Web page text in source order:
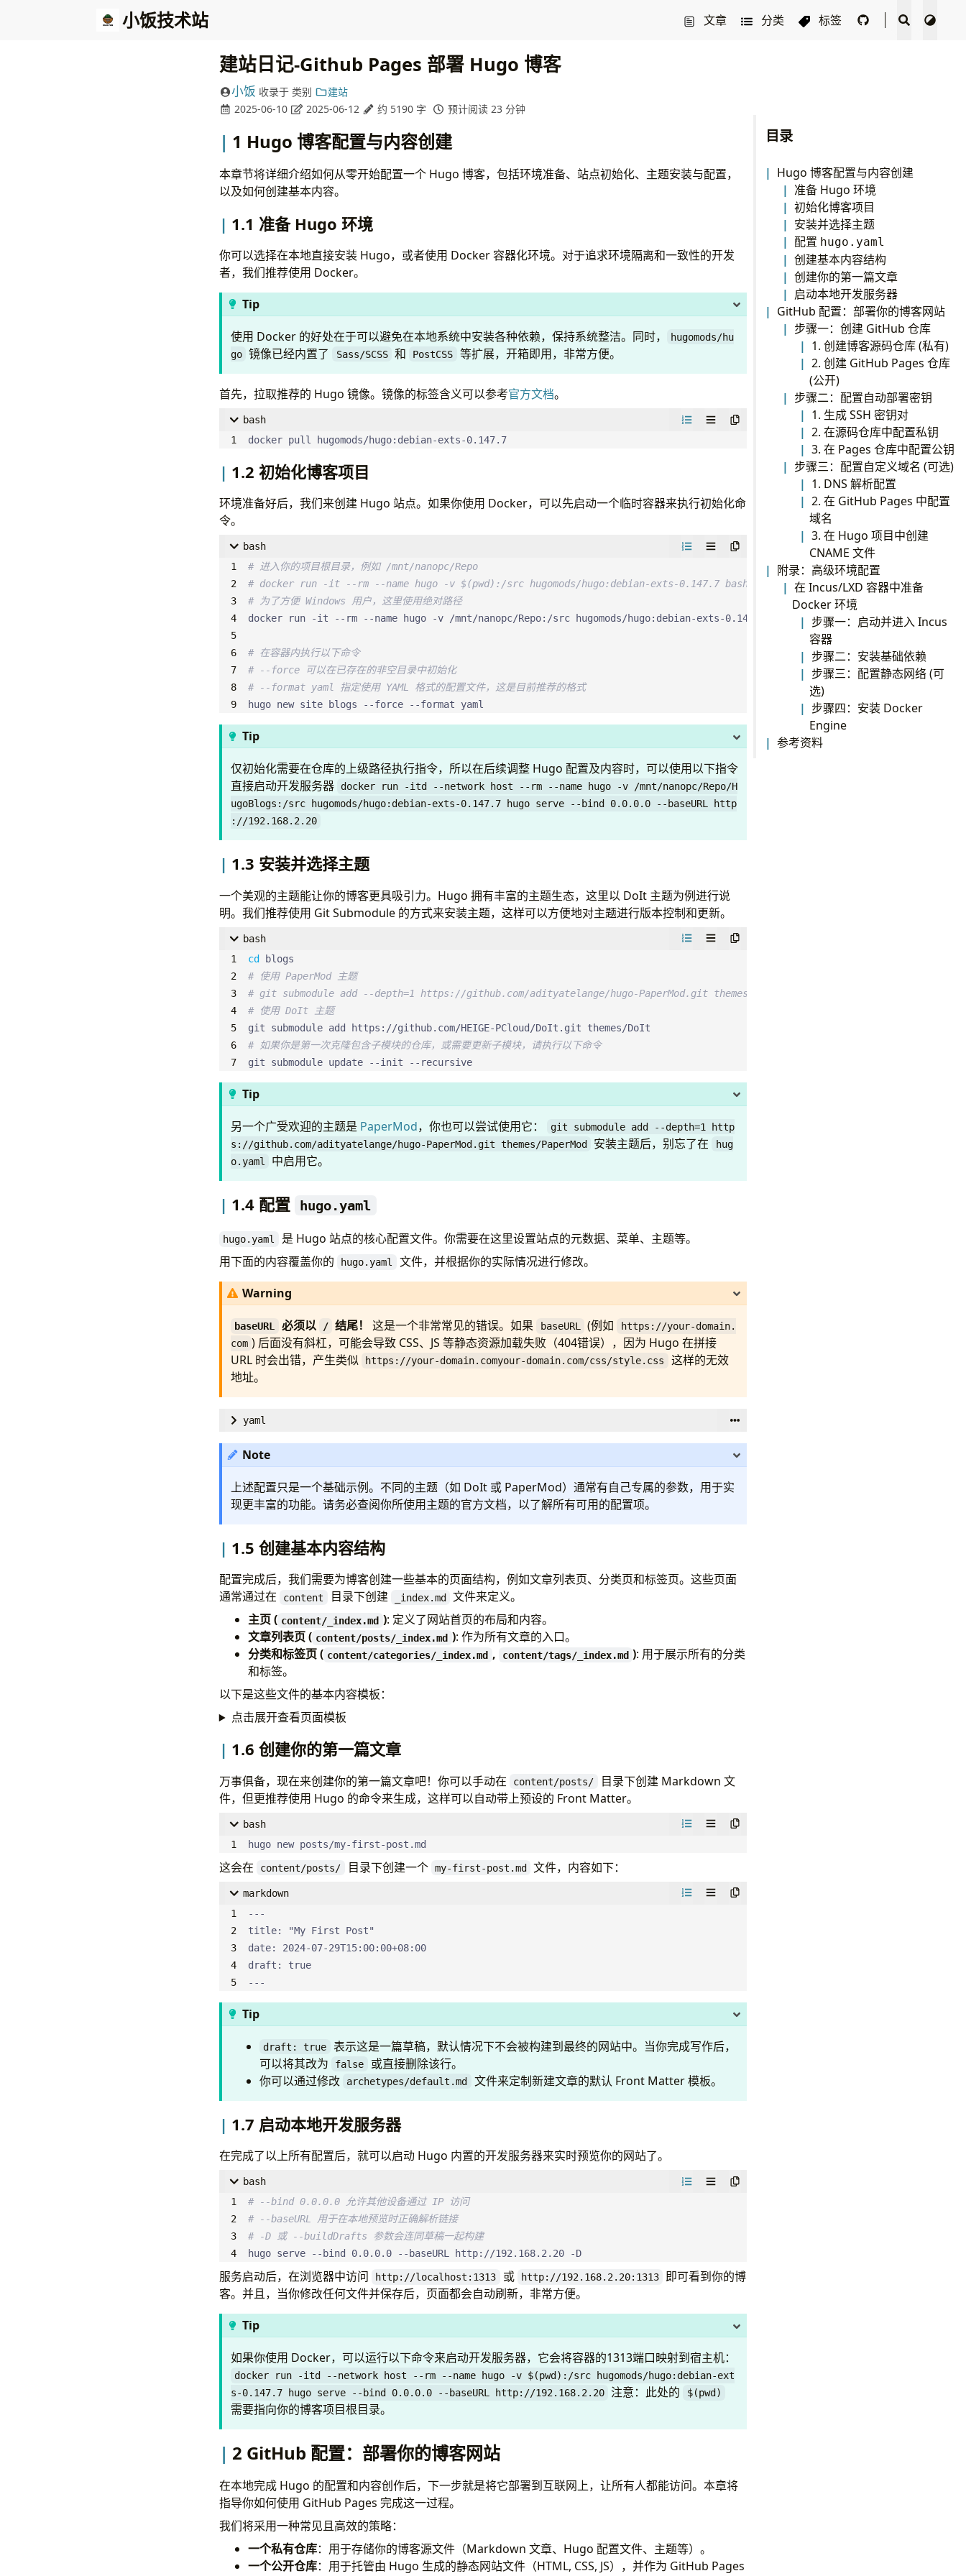
小饭技术站 文章 分类 标签
目录
Hugo 博客配置与内容创建
准备 Hugo 环境
初始化博客项目
安装并选择主题
配置 hugo.yaml
创建基本内容结构
创建你的第一篇文章
启动本地开发服务器
GitHub 配置：部署你的博客网站
步骤一：创建 GitHub 仓库
1. 创建博客源码仓库 (私有)
2. 创建 GitHub Pages 仓库
(公开)
步骤二：配置自动部署密钥
1. 生成 SSH 密钥对
2. 在源码仓库中配置私钥
3. 在 Pages 仓库中配置公钥
步骤三：配置自定义域名 (可选)
1. DNS 解析配置
2. 在 GitHub Pages 中配置
域名
3. 在 Hugo 项目中创建
CNAME 文件
附录：高级环境配置
在 Incus/LXD 容器中准备
Docker 环境
步骤一：启动并进入 Incus
容器
步骤二：安装基础依赖
步骤三：配置静态网络 (可
选)
步骤四：安装 Docker
Engine
参考资料
建站日记-Github Pages 部署 Hugo 博客
小饭 收录于 类别
建站
2025-06-10
2025-06-12 约 5190 字 预计阅读 23 分钟
1 Hugo 博客配置与内容创建
本章节将详细介绍如何从零开始配置一个 Hugo 博客，包括环境准备、站点初始化、主题安装与配置，
以及如何创建基本内容。
1.1 准备 Hugo 环境
你可以选择在本地直接安装 Hugo，或者使用 Docker 容器化环境。对于追求环境隔离和一致性的开发
者，我们推荐使用 Docker。
Tip
使用 Docker 的好处在于可以避免在本地系统中安装各种依赖，保持系统整洁。同时，
hugomods/hu
go 镜像已经内置了 Sass/SCSS 和 PostCSS 等扩展，开箱即用，非常方便。
首先，拉取推荐的 Hugo 镜像。镜像的标签含义可以参考官方文档。
bash
docker pull hugomods/hugo:debian-exts-0.147.7
1.2 初始化博客项目
环境准备好后，我们来创建 Hugo 站点。如果你使用 Docker，可以先启动一个临时容器来执行初始化命
令。
bash
# 进入你的项目根目录，例如 /mnt/nanopc/Repo
# docker run -it --rm --name hugo -v $(pwd):/src hugomods/hugo:debian-exts-0.147.7 bash
# 为了方便 Windows 用户，这里使用绝对路径
# 在容器内执行以下命令
# --force 可以在已存在的非空目录中初始化
# --format yaml 指定使用 YAML 格式的配置文件，这是目前推荐的格式
hugo new site blogs --force --format yaml
Tip
仅初始化需要在仓库的上级路径执行指令，所以在后续调整 Hugo 配置及内容时，可以使用以下指令
直接启动开发服务器
docker run -itd --network host --rm --name hugo -v /mnt/nanopc/Repo/H
ugoBlogs:/src hugomods/hugo:debian-exts-0.147.7 hugo serve --bind 0.0.0.0 --baseURL http
://192.168.2.20
1.3 安装并选择主题
一个美观的主题能让你的博客更具吸引力。Hugo 拥有丰富的主题生态，这里以 DoIt 主题为例进行说
明。我们推荐使用 Git Submodule 的方式来安装主题，这样可以方便地对主题进行版本控制和更新。
bash
cd
# 使用 PaperMod 主题
# git submodule add --depth=1 https://github.com/adityatelange/hugo-PaperMod.git themes/PaperMod
# 使用 DoIt 主题
# 如果你是第一次克隆包含子模块的仓库，或需要更新子模块，请执行以下命令
git submodule update --init --recursive
Tip
另一个广受欢迎的主题是 PaperMod，你也可以尝试使用它：
git submodule add --depth=1 http
s://github.com/adityatelange/hugo-PaperMod.git themes/PaperMod
安装主题后，别忘了在
hug
o.yaml
中启用它。
1.4 配置 hugo.yaml
hugo.yaml
是 Hugo 站点的核心配置文件。你需要在这里设置站点的元数据、菜单、主题等。
用下面的内容覆盖你的
hugo.yaml
文件，并根据你的实际情况进行修改。
Warning
baseURL 必须以 / 结尾！ 这是一个非常常见的错误。如果 baseURL (例如
https://your-domain.
com ) 后面没有斜杠，可能会导致 CSS、JS 等静态资源加载失败（404错误），因为 Hugo 在拼接
URL 时会出错，产生类似
https://your-domain.comyour-domain.com/css/style.css
这样的无效
地址。
yaml
baseURL
theme: DoIt # Theme name
languageCode
zh-CN # Primary language code
# Chinese language and other global settings
enableEmoji: true
# Enable emoji shortcodes
enableRobotsTXT: true
# Generate robots.txt file
# DoIt theme version
version: "0.4.X"
# DoIt theme version
# Public git repo url (only effective when enableGitInfo is true)
gitRepo
# Public git repository URL
fingerprint: ""
# Hash function for SRI ("sha256", "sha384", "sha512", "md5")
# Website images for Open Graph and Twitter Cards
# Enable PWA support
# License information
license: '<a rel="license external nofollow noopener noreferrer" href="https://creativecommons.org/licenses/by-nc/4.0/"
# Experimental bundle JS
# Content organization
taxonomies
- HTML # HTML output
- RSS # RSS feed
- JSON # JSON output for search
zh:
languageName
: "Chinese"
# Language display name
weight: 1
# Priority weight
main:
- identifier: posts
name: 文章
# Posts menu item
url : /posts
weight:
2
- identifier:
categories
name: 分类
# Categories menu item
weight: 4
- identifier: tags
name
标签 # Tags menu item
url: /tags
weight: 5
params:
name: "小饭"
# Author name
email : ""
# Author email
link: "https://www.65811786.xyz/"
avatar: ""
# Author avatar
gravatarEmail: "" # Gravatar email
Note
上述配置只是一个基础示例。不同的主题（如 DoIt 或 PaperMod）通常有自己专属的参数，用于实
现更丰富的功能。请务必查阅你所使用主题的官方文档，以了解所有可用的配置项。
1.5 创建基本内容结构
配置完成后，我们需要为博客创建一些基本的页面结构，例如文章列表页、分类页和标签页。这些页面
通常通过在
content 目录下创建 _index.md 文件来定义。
主页 ( content/_index.md ): 定义了网站首页的布局和内容。
文章列表页 ( content/posts/_index.md ): 作为所有文章的入口。
分类和标签页 ( content/categories/_index.md , content/tags/_index.md ): 用于展示所有的分类
和标签。
以下是这些文件的基本内容模板：
点击展开查看页面模板
1.6 创建你的第一篇文章
万事俱备，现在来创建你的第一篇文章吧！你可以手动在 content/posts/
目录下创建 Markdown 文
件，但更推荐使用 Hugo 的命令来生成，这样可以自动带上预设的 Front Matter。
bash
hugo new posts/my-first-post.md
这会在 content/posts/ 目录下创建一个 my-first-post.md 文件，内容如下：
markdown
date: 2024-07-29T15:00:00+08:00
draft: true
---
Tip
draft: true
表示这是一篇草稿，默认情况下不会被构建到最终的网站中。当你完成写作后，
可以将其改为
false
或直接删除该行。
你可以通过修改
archetypes/default.md 文件来定制新建文章的默认 Front Matter 模板。
1.7 启动本地开发服务器
在完成了以上所有配置后，就可以启动 Hugo 内置的开发服务器来实时预览你的网站了。
bash
# --bind 0.0.0.0 允许其他设备通过 IP 访问
# --baseURL 用于在本地预览时正确解析链接
# -D 或 --buildDrafts 参数会连同草稿一起构建
hugo serve --bind 0.0.0.0 --baseURL http://192.168.2.20 -D
服务启动后，在浏览器中访问 http://localhost:1313 或 http://192.168.2.20:1313
即可看到你的博
客。并且，当你修改任何文件并保存后，页面都会自动刷新，非常方便。
Tip
如果你使用 Docker，可以运行以下命令来启动开发服务器，它会将容器的1313端口映射到宿主机：
docker run -itd --network host --rm --name hugo -v $(pwd):/src hugomods/hugo:debian-ext
s-0.147.7 hugo serve --bind 0.0.0.0 --baseURL http://192.168.2.20 注意：此处的 $(pwd)
需要指向你的博客项目根目录。
2 GitHub 配置：部署你的博客网站
在本地完成 Hugo 的配置和内容创作后，下一步就是将它部署到互联网上，让所有人都能访问。本章将
指导你如何使用 GitHub Pages 完成这一过程。
我们将采用一种常见且高效的策略：
一个私有仓库：用于存储你的博客源文件（Markdown 文章、Hugo 配置文件、主题等）。
一个公开仓库：用于托管由 Hugo 生成的静态网站文件（HTML, CSS, JS），并作为 GitHub Pages